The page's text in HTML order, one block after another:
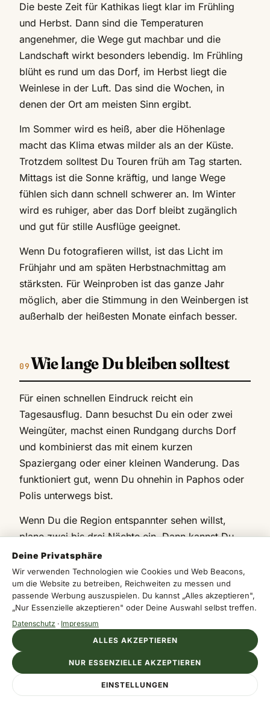
Die beste Zeit für Kathikas liegt klar im Frühling
und Herbst. Dann sind die Temperaturen
angenehmer, die Wege gut machbar und die
Landschaft wirkt besonders lebendig. Im Frühling
blüht es rund um das Dorf, im Herbst liegt die
Weinlese in der Luft. Das sind die Wochen, in
denen der Ort am meisten Sinn ergibt.
Im Sommer wird es heiß, aber die Höhenlage
macht das Klima etwas milder als an der Küste.
Trotzdem solltest Du Touren früh am Tag starten.
Mittags ist die Sonne kräftig, und lange Wege
fühlen sich dann schnell schwerer an. Im Winter
wird es ruhiger, aber das Dorf bleibt zugänglich
und gut für stille Ausflüge geeignet.
Wenn Du fotografieren willst, ist das Licht im
Frühjahr und am späten Herbstnachmittag am
stärksten. Für Weinproben ist das ganze Jahr
möglich, aber die Stimmung in den Weinbergen ist
außerhalb der heißesten Monate einfach besser.
Wie lange Du bleiben solltest
Für einen schnellen Eindruck reicht ein
Tagesausflug. Dann besuchst Du ein oder zwei
Weingüter, machst einen Rundgang durchs Dorf
und kombinierst das mit einem kurzen
Spaziergang oder einer kleinen Wanderung. Das
funktioniert gut, wenn Du ohnehin in Paphos oder
Polis unterwegs bist.
Wenn Du die Region entspannter sehen willst,
plane zwei bis drei Nächte ein. Dann kannst Du
Weingüter ohne Zeitdruck besuchen, eine längere
Tour in Richtung Akamas oder Avakas machen und
abends gemütlich essen. Genau dann entfaltet
Kathikas seinen eigentlichen Reiz. Nicht im Sprint,
Wer sich für Wein, Dorfkultur und Landschaft
gleichermaßen interessiert, sollte den Ort nicht als
Nebenstopp behandeln. Kathikas ist kein
Schnellhaltepunkt. Es ist eher ein gutes
Deine Privatsphäre
Wir verwenden Technologien wie Cookies und Web Beacons,
um die Website zu betreiben, Reichweiten zu messen und
passende Werbung auszuspielen. Du kannst „Alles akzeptieren",
„Nur Essenzielle akzeptieren" oder Deine Auswahl selbst treffen.
Datenschutz · Impressum
EINSTELLUNGEN
NUR ESSENZIELLE AKZEPTIEREN
ALLES AKZEPTIEREN